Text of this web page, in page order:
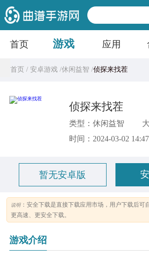
首页 游戏 应用
首页 /安卓游戏 /休闲益智 /侦探来找茬
侦探来找茬
类型：休闲益智
时间：2024-03-02
暂无安卓版
说明：安全下载是直接下载应用市场，用户下载后可
更高速、更安全下载。
游戏介绍